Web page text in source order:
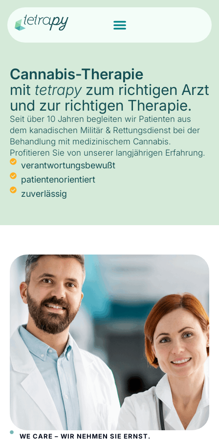
Cannabis-Therapie
mit tetrapyzum richtigen Arzt
und zur richtigen Therapie.
Seit über 10 Jahren begleiten wir Patienten aus
dem kanadischen Militär & Rettungsdienst bei der
Behandlung mit medizinischem Cannabis.
Profitieren Sie von unserer langjährigen Erfahrung.
verantwortungsbewußt
patientenorientiert
zuverlässig
WE CARE – WIR NEHMEN SIE ERNST.